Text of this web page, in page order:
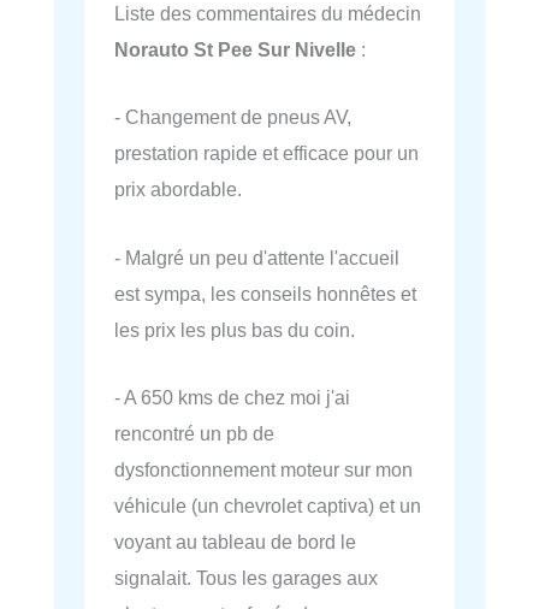
Liste des commentaires du médecin
Norauto St Pee Sur Nivelle :
- Changement de pneus AV,
prestation rapide et efficace pour un
prix abordable.
- Malgré un peu d'attente l'accueil
est sympa, les conseils honnêtes et
les prix les plus bas du coin.
- A 650 kms de chez moi j'ai
rencontré un pb de
dysfonctionnement moteur sur mon
véhicule (un chevrolet captiva) et un
voyant au tableau de bord le
signalait. Tous les garages aux